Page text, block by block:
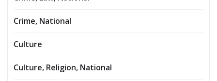
Crime, National
Culture
Culture, Religion, National